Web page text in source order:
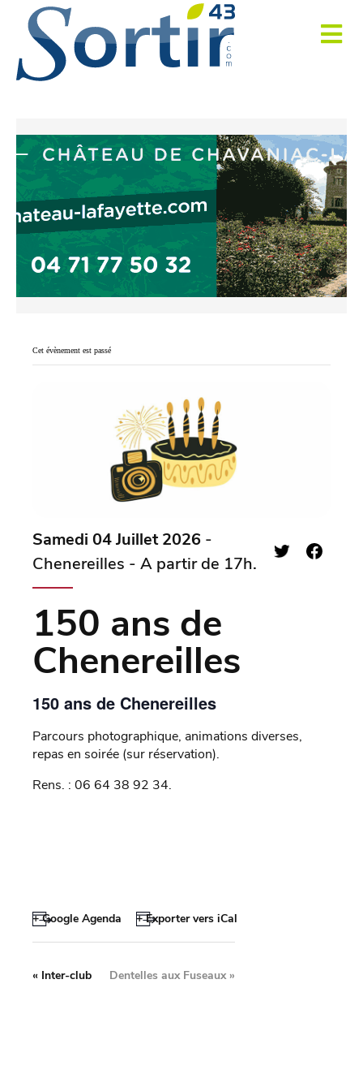
Cet évènement est passé
Samedi 04 Juillet 2026 -
Chenereilles - A partir de 17h.
150 ans de
Chenereilles
150 ans de Chenereilles
Parcours photographique, animations diverses,
repas en soirée (sur réservation).
Rens. : 06 64 38 92 34.
+ Google Agenda + Exporter vers iCal
« Inter-club Dentelles aux Fuseaux»